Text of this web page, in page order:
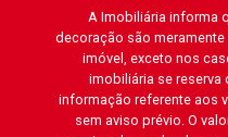
A Imobiliária informa
decoração são
imóvel, exceto nos
imobiliária se reserva
informação referente aos
sem aviso prévio. O